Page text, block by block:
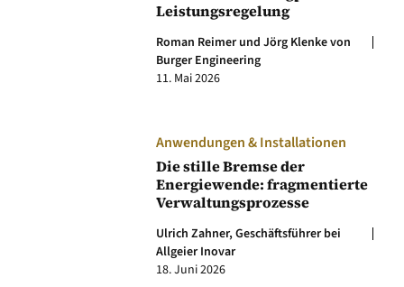
Leistungsregelung
Roman Reimer und Jörg Klenke von
Burger Engineering
11. Mai 2026
Anwendungen & Installationen
Die stille Bremse der
Energiewende: fragmentierte
Verwaltungsprozesse
Ulrich Zahner, Geschäftsführer bei
Allgeier Inovar
18. Juni 2026